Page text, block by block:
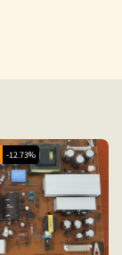
-12.73%